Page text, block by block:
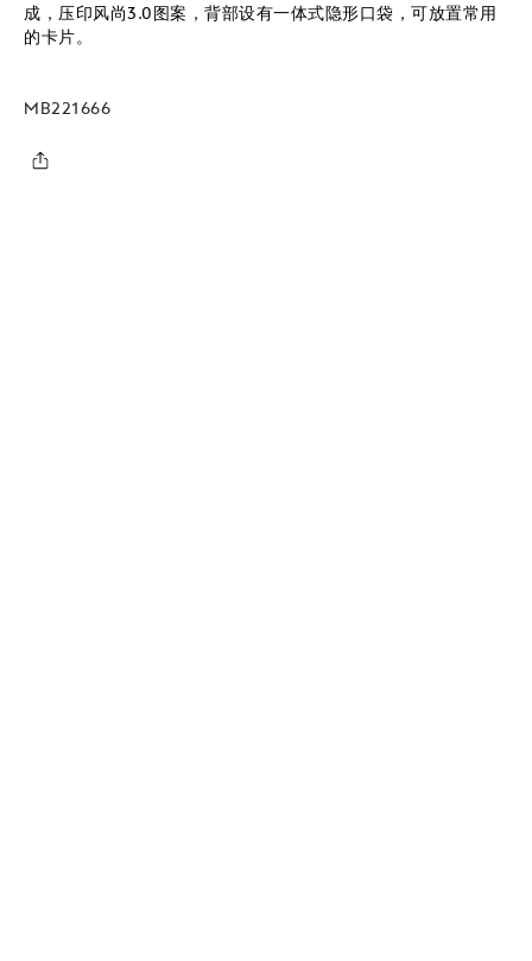
成，压印风尚3.0图案，背部设有一体式隐形口袋，可放置常用
的卡片。
MB221666